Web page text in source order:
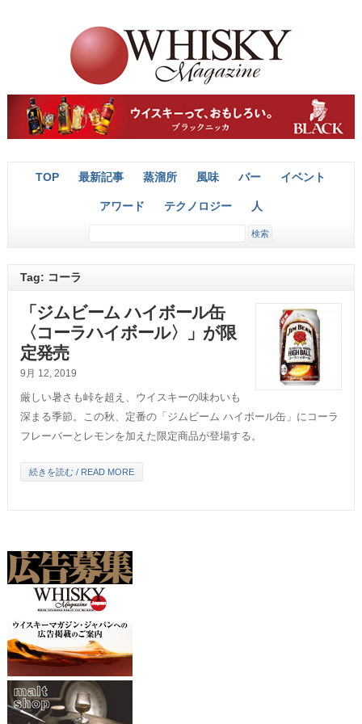
TOP 最新記事 蒸溜所 風味 バー イベント
アワード テクノロジー 人
Tag: コーラ
「ジムビーム ハイボール缶
〈コーラハイボール〉」が限
定発売
9月 12, 2019
厳しい暑さも峠を超え、ウイスキーの味わいも
深まる季節。この秋、定番の「ジムビーム ハイボール缶」にコーラ
フレーバーとレモンを加えた限定商品が登場する。
続きを読む / READ MORE